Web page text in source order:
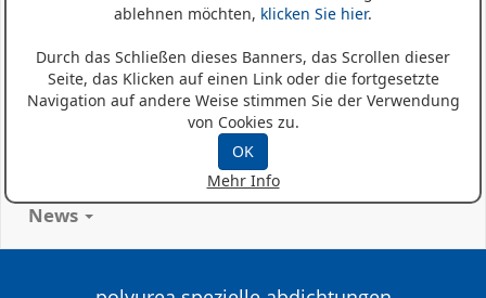
ablehnen möchten, klicken Sie hier.
Durch das Schließen dieses Banners, das Scrollen dieser
Seite, das Klicken auf einen Link oder die fortgesetzte
Navigation auf andere Weise stimmen Sie der Verwendung
von Cookies zu.
OK
Mehr Info
Wer Sind Wir
News